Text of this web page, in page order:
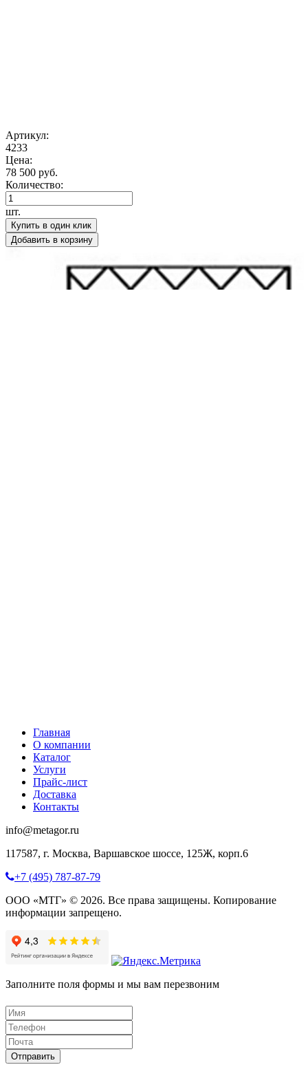
Артикул:
4233
Цена:
78 500 руб.
Количество:
шт.
Купить в один клик
Добавить в корзину
Главная
О компании
Каталог
Услуги
Прайс-лист
Доставка
Контакты
info@metagor.ru
117587, г. Москва, Варшавское шоссе, 125Ж, корп.6
+7 (495) 787-87-79
ООО «МТГ» © 2026. Все права защищены. Копирование
информации запрещено.
Заполните поля формы и мы вам перезвоним
Отправить